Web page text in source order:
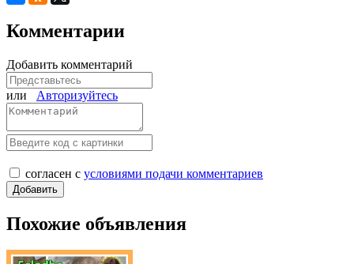
Комментарии
Добавить комментарий
или Авторизуйтесь
согласен с условиями подачи комментариев
Похожие объявления